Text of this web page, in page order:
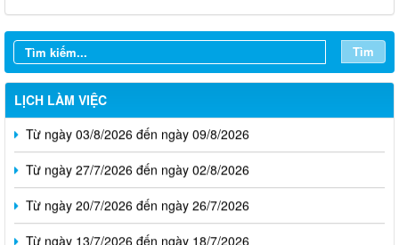
Tìm
LỊCH LÀM VIỆC
Từ ngày 03/8/2026 đến ngày 09/8/2026
Từ ngày 27/7/2026 đến ngày 02/8/2026
Từ ngày 20/7/2026 đến ngày 26/7/2026
Từ ngày 13/7/2026 đến ngày 18/7/2026